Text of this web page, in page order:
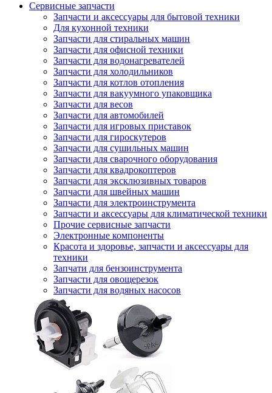
Сервисные запчасти
Запчасти и аксессуары для бытовой техники
Для кухонной техники
Запчасти для стиральных машин
Запчасти для офисной техники
Запчасти для водонагревателей
Запчасти для холодильников
Запчасти для котлов отопления
Запчасти для вакуумного упаковщика
Запчасти для весов
Запчасти для автомобилей
Запчасти для игровых приставок
Запчасти для гироскутеров
Запчасти для сушильных машин
Запчасти для сварочного оборудования
Запчасти для квадрокоптеров
Запчасти для эксклюзивных товаров
Запчасти для швейных машин
Запчасти для электроинструмента
Запчасти и аксессуары для климатической техники
Прочие сервисные запчасти
Электронные компоненты
Красота и здоровье, запчасти и аксессуары для
техники
Запчати для бензоинструмента
Запчасти для овощерезок
Запчасти для водяных насосов